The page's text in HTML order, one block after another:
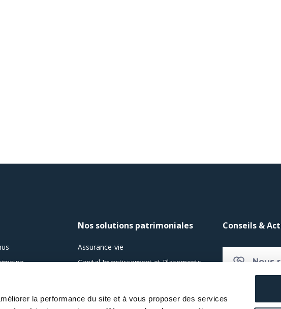
la performance du site et à vous proposer des services
Nos solutions patrimoniales
Assurance-vie
Capital Investissement et Placements
Conseils &
Nous